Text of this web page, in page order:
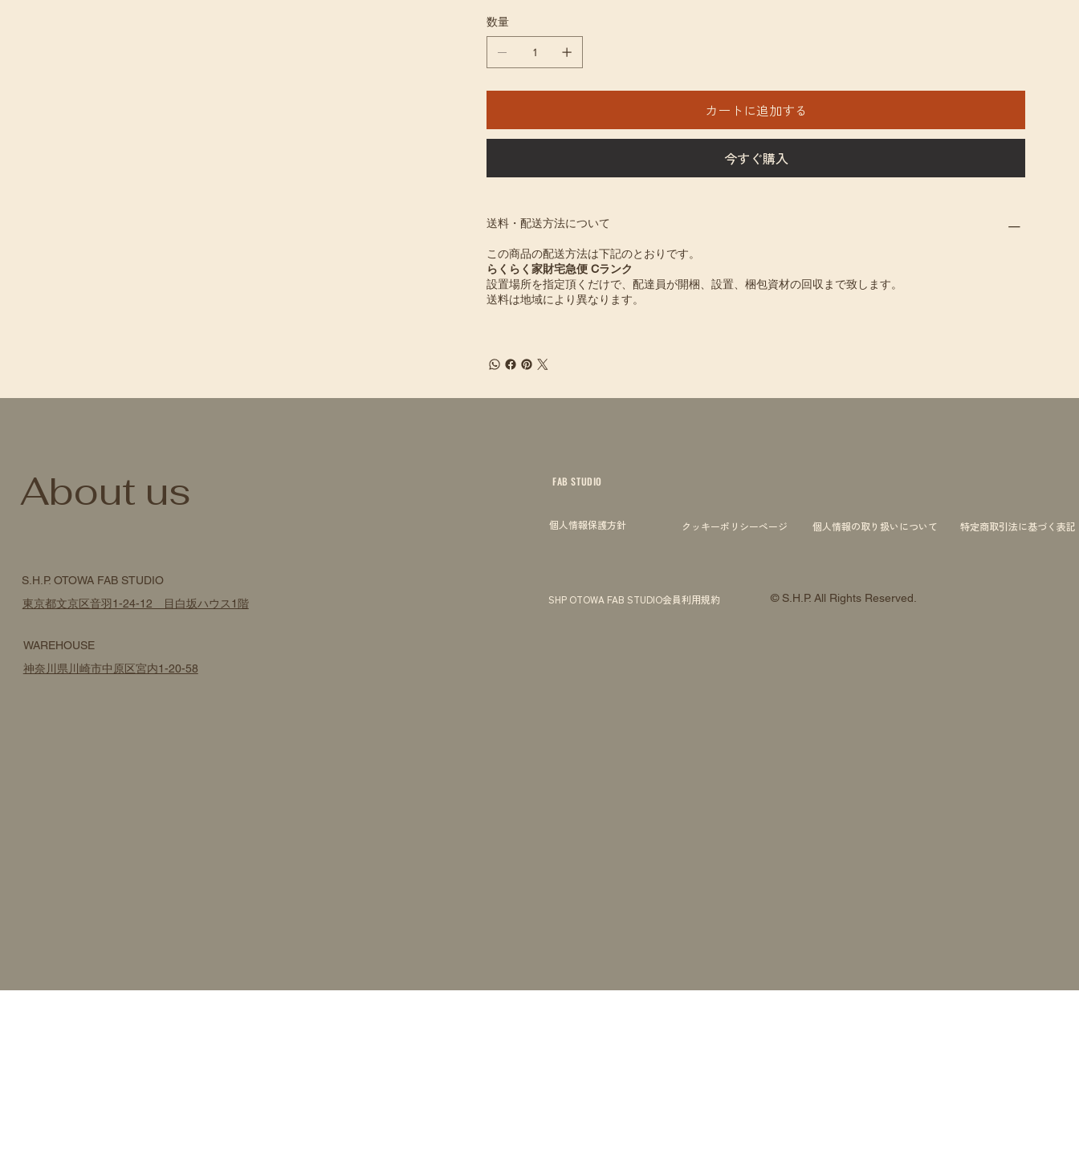
数量
カートに追加する
今すぐ購入
送料・配送方法について
この商品の配送方法は下記のとおりです。
らくらく家財宅急便 Cランク
設置場所を指定頂くだけで、配達員が開梱、設置、梱包資材の回収まで致します。
送料は地域により異なります。
FAB STUDIO
個人情報保護方針 クッキーポリシーページ 個人情報の取り扱いについて 特定商取引法に基づく表記
SHP OTOWA FAB STUDIO会員利用規約 © S.H.P. All Rights Reserved.
S.H.P. OTOWA FAB STUDIO
東京都文京区音羽1-24-12 目白坂ハウス1階
WAREHOUSE
神奈川県川崎市中原区宮内1-20-58
​About us